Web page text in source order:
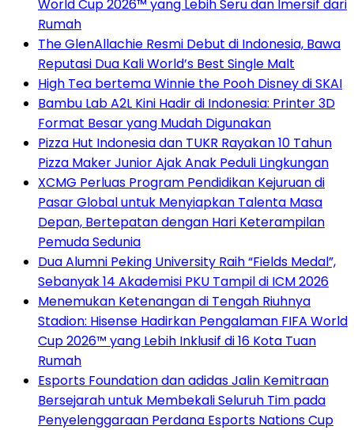
World Cup 2026™ yang Lebih Seru dan Imersif dari
Rumah
The GlenAllachie Resmi Debut di Indonesia, Bawa
Reputasi Dua Kali World’s Best Single Malt
High Tea bertema Winnie the Pooh Disney di SKAI
Bambu Lab A2L Kini Hadir di Indonesia: Printer 3D
Format Besar yang Mudah Digunakan
Pizza Hut Indonesia dan TUKR Rayakan 10 Tahun
Pizza Maker Junior Ajak Anak Peduli Lingkungan
XCMG Perluas Program Pendidikan Kejuruan di
Pasar Global untuk Menyiapkan Talenta Masa
Depan, Bertepatan dengan Hari Keterampilan
Pemuda Sedunia
Dua Alumni Peking University Raih “Fields Medal”,
Sebanyak 14 Akademisi PKU Tampil di ICM 2026
Menemukan Ketenangan di Tengah Riuhnya
Stadion: Hisense Hadirkan Pengalaman FIFA World
Cup 2026™ yang Lebih Inklusif di 16 Kota Tuan
Rumah
Esports Foundation dan adidas Jalin Kemitraan
Bersejarah untuk Membekali Seluruh Tim pada
Penyelenggaraan Perdana Esports Nations Cup